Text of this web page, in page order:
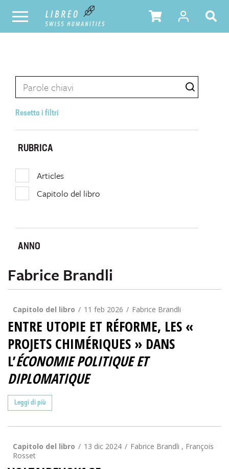
Resetta i filtri
RUBRICA
Articles
Capitolo del libro
ANNO
Fabrice Brandli
Capitolo del libro 11 feb 2026 Fabrice Brandli
ENTRE UTOPIE ET RÉFORME, LES «
PROJETS CHIMÉRIQUES » DANS
L’ÉCONOMIE POLITIQUE ET
DIPLOMATIQUE
Leggi di più
Capitolo del libro 13 dic 2024
Fabrice Brandli , François
Rosset